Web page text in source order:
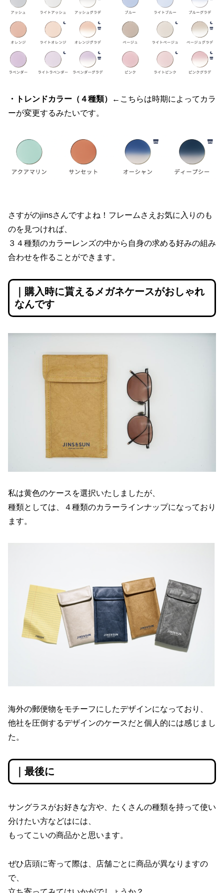
・トレンドカラー（４種類）
←こちらは時期によってカラ
ーが変更するみたいです。
さすがのjinsさんですよね！フレームさえお気に入りのも
のを見つければ、
３４種類のカラーレンズの中から自身の求める好みの組み
合わせを作ることができます。
｜購入時に貰えるメガネケースがおしゃれ
なんです
私は黄色のケースを選択いたしましたが、
種類としては、４種類のカラーラインナップになっており
ます。
海外の郵便物をモチーフにしたデザインになっており、
他社を圧倒するデザインのケースだと個人的には感じまし
た。
｜最後に
サングラスがお好きな方や、たくさんの種類を持って使い
分けたい方などはには、
もってこいの商品かと思います。
ぜひ店頭に寄って際は、店舗ごとに商品が異なりますの
で、